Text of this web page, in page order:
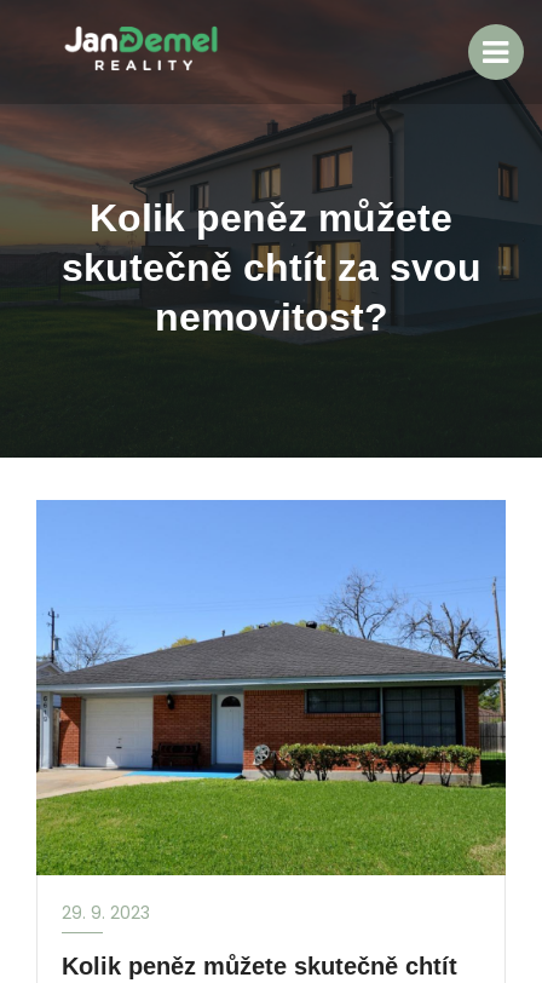
Kolik peněz můžete
skutečně chtít za svou
nemovitost?
29. 9. 2023
Kolik peněz můžete skutečně chtít